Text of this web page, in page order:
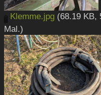
Klemme.jpg (68.19 KB,
Mal.)